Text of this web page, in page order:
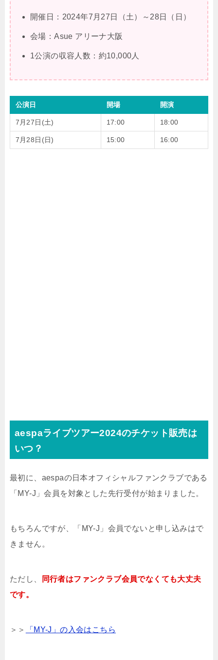
開催日：2024年7月27日（土）～28日（日）
会場：Asue アリーナ大阪
1公演の収容人数：約10,000人
公演日 開場 開演
7月27日(土) 17:00 18:00
7月28日(日) 15:00 16:00
aespaライブツアー2024のチケット販売は
いつ？
最初に、aespaの日本オフィシャルファンクラブである
「MY-J」会員を対象とした先行受付が始まりました。
もちろんですが、「MY-J」会員でないと申し込みはで
きません。
ただし、
同行者はファンクラブ会員でなくても大丈夫
です。
＞＞ 「MY-J」の入会はこちら